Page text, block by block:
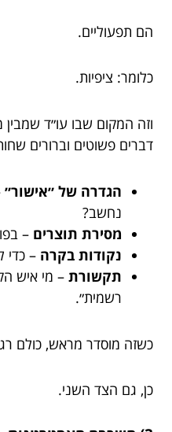
הם תפעוליים.
כלומר: ציפיות.
וזה המקום שבו עו״ד שמבין
דברים פשוטים וברורים
הגדרה של ״אישור״
נחשב?
מסירת תוצרים –
נקודות בקרה – כדי
תקשורת – מי איש
רשמית״.
כשזה מוסדר מראש, כולם
כן, גם הצד השני.